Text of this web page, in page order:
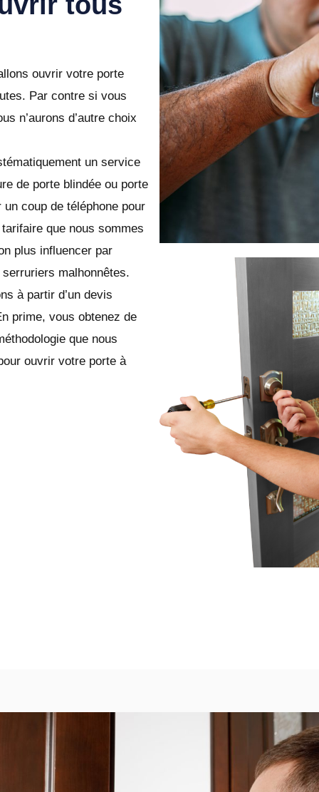
ouvrir votre porte
Par contre si vous
n’aurons d’autre choix
un service
de porte blindée ou porte
coup de téléphone pour
que nous sommes
plus influencer par
malhonnêtes.
à partir d’un devis
prime, vous obtenez de
que nous
ouvrir votre porte à